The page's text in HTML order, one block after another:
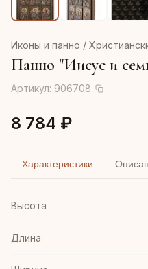
Иконы и панно /
Панно "Иисус и
Артикул: 906708
8 784 ₽
Характеристики
Высота
Длина